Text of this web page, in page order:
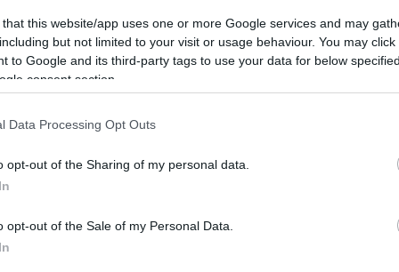
that this website/app uses one or more Google services and may
but not limited to your visit or usage behaviour. You may
to Google and its third-party tags to use your data for below
consent section.
Data Processing Opt Outs
opt-out of the Sharing of my personal data.
opt-out of the Sale of my Personal Data.
Flash.grστην αναζήτηση τηςGoogle